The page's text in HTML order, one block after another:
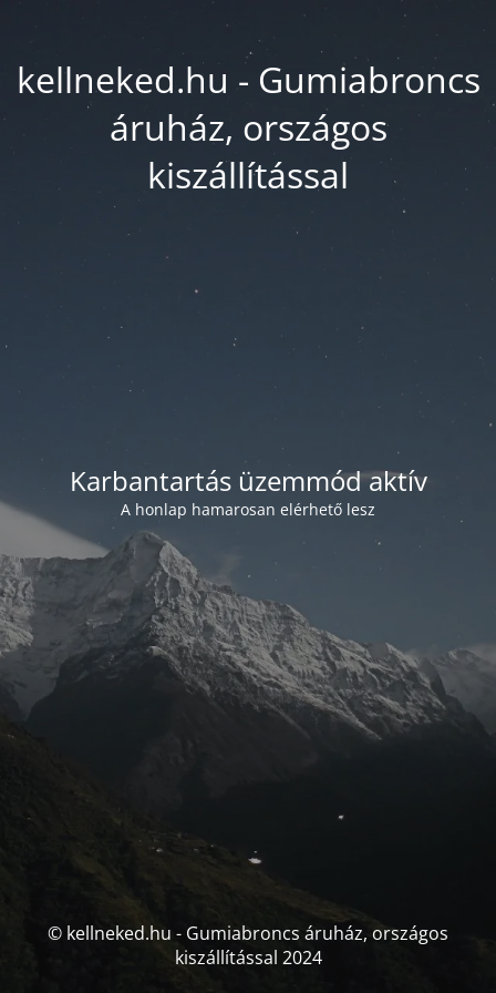
kellneked.hu - Gumiabroncs
áruház, országos
kiszállítással
Karbantartás üzemmód aktív
A honlap hamarosan elérhető lesz
© kellneked.hu - Gumiabroncs áruház, országos
kiszállítással 2024